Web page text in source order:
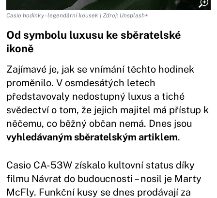
Casio hodinky - legendární kousek | Zdroj: Unsplash+
Od symbolu luxusu ke sběratelské
ikoně
Zajímavé je, jak se vnímání těchto hodinek
proměnilo. V osmdesátých letech
představovaly nedostupný luxus a tiché
svědectví o tom, že jejich majitel má přístup k
něčemu, co běžný občan nemá. Dnes jsou
vyhledávaným sběratelským artiklem.
Casio CA-53W získalo kultovní status díky
filmu Návrat do budoucnosti – nosil je Marty
McFly. Funkční kusy se dnes prodávají za